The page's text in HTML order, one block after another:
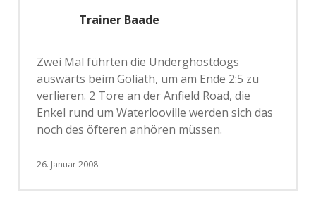
Trainer Baade
Zwei Mal führten die Underghostdogs
auswärts beim Goliath, um am Ende 2:5 zu
verlieren. 2 Tore an der Anfield Road, die
Enkel rund um Waterlooville werden sich das
noch des öfteren anhören müssen.
26. Januar 2008